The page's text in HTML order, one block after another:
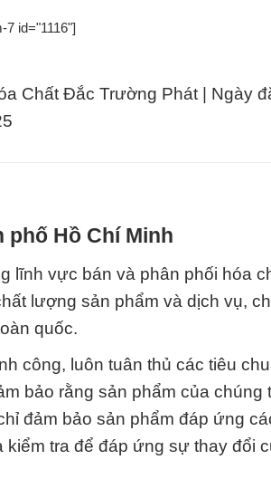
7 id="1116"]
Chất Đắc Trường Phát | Ngày
Hồ Chí Minh
lĩnh vực bán và phân phối hóa
lượng sản phẩm và dịch vụ,
quốc.
công, luôn tuân thủ các tiêu
bảo rằng sản phẩm của chúng
đảm bảo sản phẩm đáp ứng
tra để đáp ứng sự thay đổi